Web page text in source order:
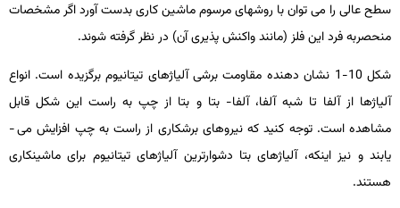
سطح عالی را می­ توان با روش­های مرسوم ماشین­ کاری بدست آورد اگر مشخصات
منحصربه فرد این فلز (مانند واکنش ­پذیری آن) در نظر گرفته شوند.
شکل 10-1 نشان­ دهنده مقاومت برشی آلیاژهای تیتانیوم برگزیده است. انواع
آلیاژها از آلفا تا شبه ­آلفا، آلفا- بتا و بتا از چپ به راست این شکل قابل
مشاهده است. توجه کنید که نیروهای برشکاری از راست به چپ افزایش می ­
یابند و نیز اینکه، آلیاژهای بتا دشوارترین آلیاژهای تیتانیوم برای ماشین­کاری
هستند.